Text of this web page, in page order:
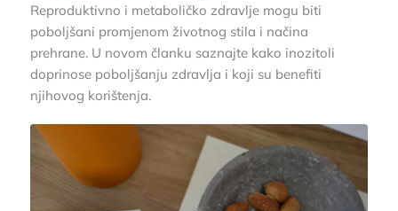
Reproduktivno i metaboličko zdravlje mogu biti
poboljšani promjenom životnog stila i načina
prehrane. U novom članku saznajte kako inozitoli
doprinose poboljšanju zdravlja i koji su benefiti
njihovog korištenja.